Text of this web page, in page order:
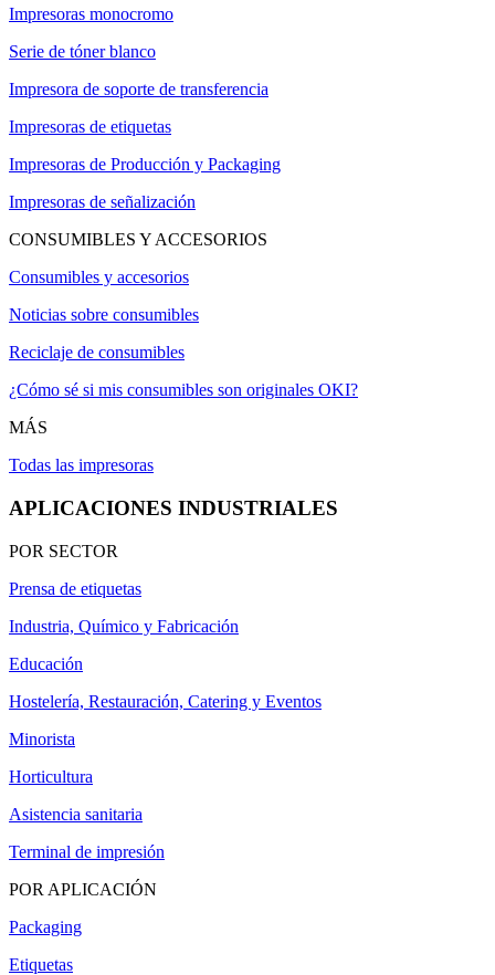
Impresoras monocromo
Serie de tóner blanco
Impresora de soporte de transferencia
Impresoras de etiquetas
Impresoras de Producción y Packaging
Impresoras de señalización
CONSUMIBLES Y ACCESORIOS
Consumibles y accesorios
Noticias sobre consumibles
Reciclaje de consumibles
¿Cómo sé si mis consumibles son originales OKI?
MÁS
Todas las impresoras
APLICACIONES INDUSTRIALES
POR SECTOR
Prensa de etiquetas
Industria, Químico y Fabricación
Educación
Hostelería, Restauración, Catering y Eventos
Minorista
Horticultura
Asistencia sanitaria
Terminal de impresión
POR APLICACIÓN
Packaging
Etiquetas